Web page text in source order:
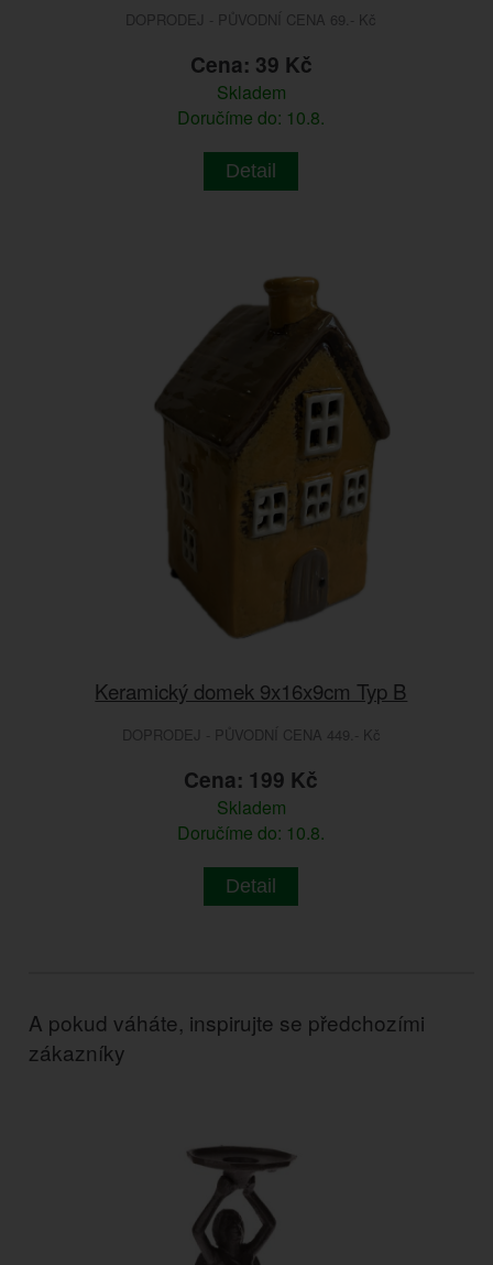
DOPRODEJ - PŮVODNÍ CENA 69.- Kč
Cena: 39 Kč
Skladem
Doručíme do: 10.8.
Detail
Keramický domek 9x16x9cm Typ B
DOPRODEJ - PŮVODNÍ CENA 449.- Kč
Cena: 199 Kč
Skladem
Doručíme do: 10.8.
Detail
A pokud váháte, inspirujte se předchozími
zákazníky